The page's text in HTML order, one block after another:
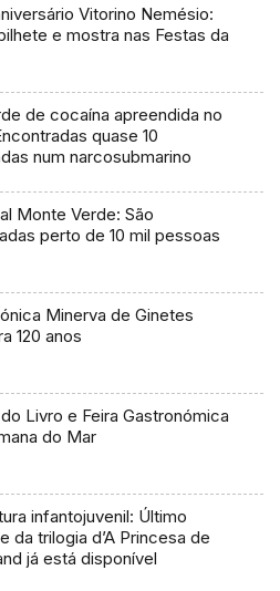
Vitorino Nemésio:
e mostra nas Festas da
de cocaína apreendida no
quase 10
num narcosubmarino
Monte Verde: São
perto de 10 mil pessoas
Minerva de Ginetes
120 anos
Livro e Feira Gastronómica
do Mar
infantojuvenil: Último
da trilogia d’A Princesa de
já está disponível